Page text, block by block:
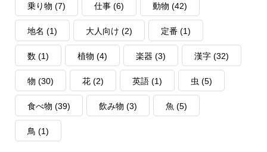
乗り物 (7) 仕事(6) 動物 (42)
地名 (1) 大人向け (2) 定番 (1)
数 (1) 植物 (4) 楽器 (3) 漢字(32)
物 (30) 花(2) 英語(1) 虫 (5)
食べ物 (39) 飲み物 (3) 魚 (5)
鳥 (1)